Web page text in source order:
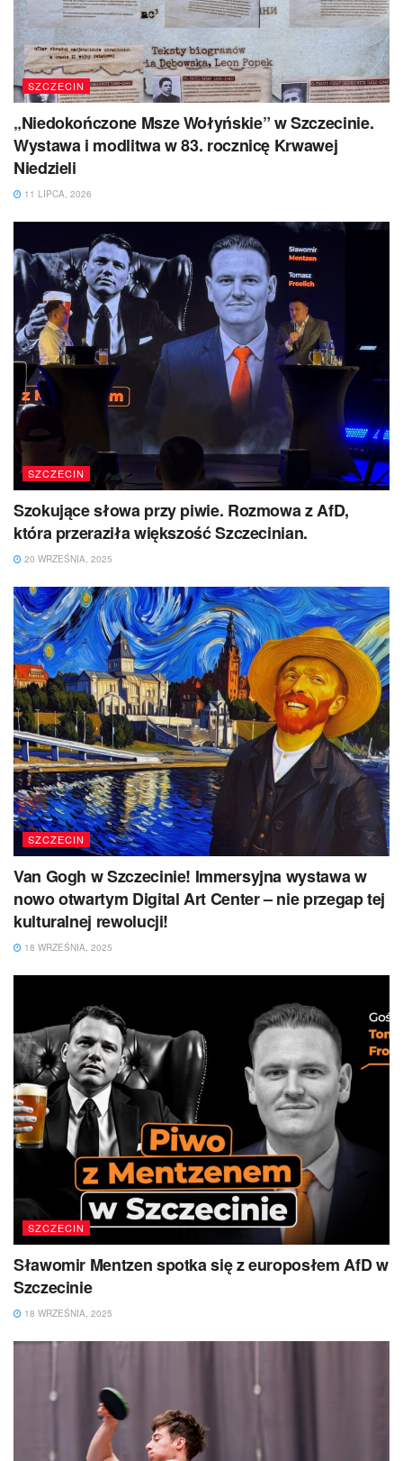
SZCZECIN
„Niedokończone Msze Wołyńskie” w Szczecinie.
Wystawa i modlitwa w 83. rocznicę Krwawej
Niedzieli
11 LIPCA, 2026
SZCZECIN
Szokujące słowa przy piwie. Rozmowa z AfD,
która przeraziła większość Szczecinian.
20 WRZEŚNIA, 2025
SZCZECIN
Van Gogh w Szczecinie! Immersyjna wystawa w
nowo otwartym Digital Art Center – nie przegap tej
kulturalnej rewolucji!
18 WRZEŚNIA, 2025
SZCZECIN
Sławomir Mentzen spotka się z europosłem AfD w
Szczecinie
18 WRZEŚNIA, 2025